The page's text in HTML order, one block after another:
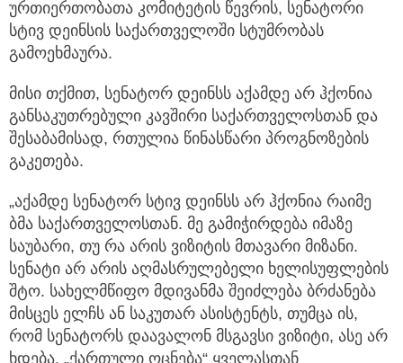
ურთიერთობათა კომიტეტის წევრის, სენატორი
სტივ დეინსის საქართველოში სტუმრობას
გამოეხმაურა.
მისი თქმით, სენატორ დეინსს აქამდე არ ჰქონია
განსაკუთრებული კავშირი საქართველოსთან და
შესაბამისად, რთულია წინასწარი პროგნოზების
გაკეთება.
„აქამდე სენატორ სტივ დეინსს არ ჰქონია რაიმე
ბმა საქართველოსთან. მე გამიჭირდება იმაზე
საუბარი, თუ რა არის ვიზიტის მთავარი მიზანი.
სენატი არ არის აღმასრულებელი ხელისუფლების
შტო. სახელმწიფო მდივანმა შეიძლება ბრძანება
მისცეს ელჩს ან საკუთარ ასისტენტს, თუმცა ის,
რომ სენატორს დაავალონ მსგავსი ვიზიტი, ასე არ
ხდება. „ქართული ოცნება“ ყველასთან